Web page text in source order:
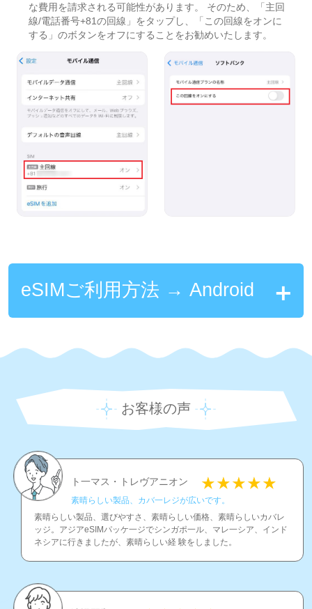
な費用を請求される可能性があります。 そのため、「主回
線/電話番号+81の回線」をタップし、「この回線をオンに
する」のボタンをオフにすることをお勧めいたします。
eSIMご利用方法 → Android
お客様の声
ト一マス・トレヴアニオン
素晴らしい製品、カバ一レジが広いです。
素晴らしい製品、選びやすさ、素晴らしい価格、素晴らしいカバレ
ッジ。アジアeSIMパッケ一ジでシンガポ一ル、マレ一シア、インド
ネシアに行きましたが、素晴らしい経 験をしました。